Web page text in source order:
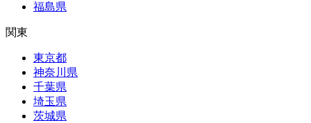
福島県
関東
東京都
神奈川県
千葉県
埼玉県
茨城県